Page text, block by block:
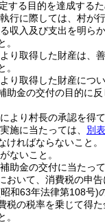
する目的を達成する
行に際しては、村が
収入及び支出を明ら
。
り取得した財産は、
。
り取得した財産につ
助金の交付の目的に
より村長の承認を得
施に当たっては、 別
ければならないこと。
ないこと。
助金の交付に当たっ
おいて、消費税の申
和63年法律第108号)
税の税率を乗じて得
。